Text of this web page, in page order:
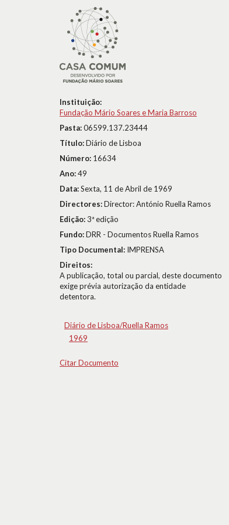
Instituição:
Fundação Mário Soares e Maria Barroso
Pasta:06599.137.23444
Título:Diário de Lisboa
Número: 16634
Ano:49
Data:Sexta, 11 de Abril de 1969
Directores:Director: António Ruella Ramos
Edição:3ª edição
Fundo:DRR - Documentos Ruella Ramos
Tipo Documental: IMPRENSA
Direitos:
A publicação, total ou parcial, deste documento
exige prévia autorização da entidade
detentora.
Diário de Lisboa/Ruella Ramos
1969
Citar Documento